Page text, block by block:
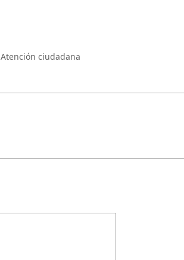
Atención ciudadana